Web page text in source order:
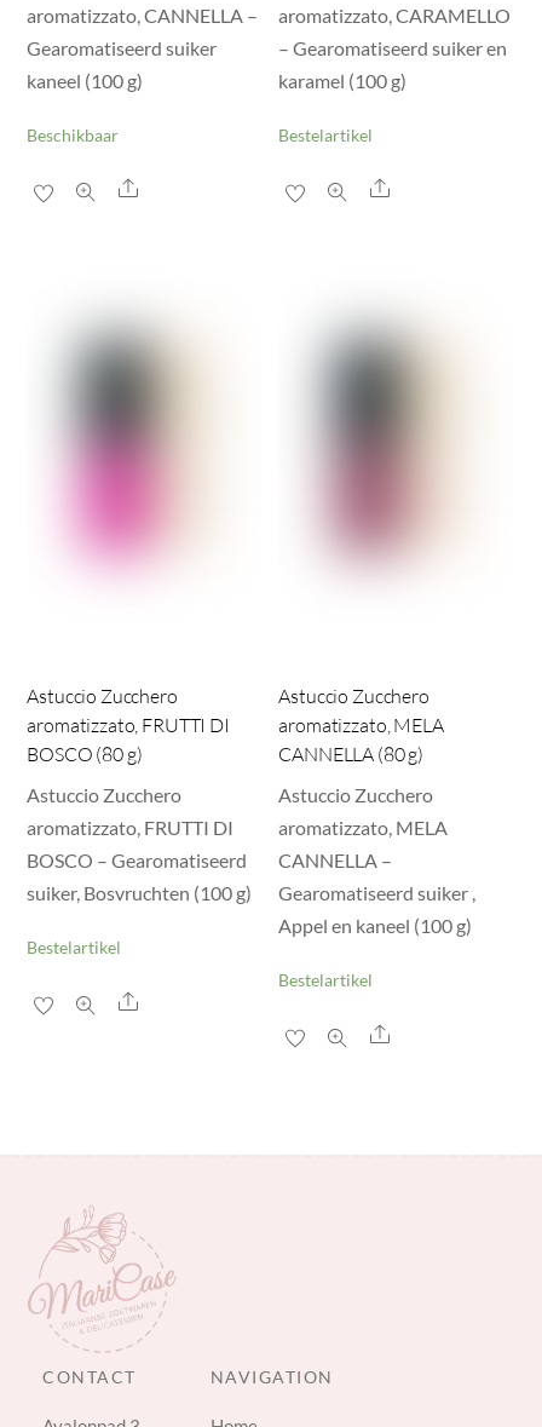
aromatizzato, CANNELLA –
Gearomatiseerd suiker
kaneel (100 g)
Beschikbaar
Share
aromatizzato, CARAMELLO
– Gearomatiseerd suiker en
karamel (100 g)
Bestelartikel
Share
Astuccio Zucchero
aromatizzato, FRUTTI DI
BOSCO (80 g)
Astuccio Zucchero
aromatizzato, FRUTTI DI
BOSCO – Gearomatiseerd
suiker, Bosvruchten (100 g)
Bestelartikel
Share
Astuccio Zucchero
aromatizzato, MELA
CANNELLA (80 g)
Astuccio Zucchero
aromatizzato, MELA
CANNELLA –
Gearomatiseerd suiker ,
Appel en kaneel (100 g)
Bestelartikel
Share
CONTACT NAVIGATION